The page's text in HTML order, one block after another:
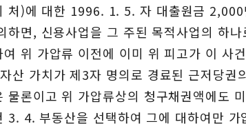
처)에 대한 1996. 1. 5. 자 대출원금
하면, 신용사업을 그 주된 목적사업의 하
여 위 가압류 이전에 이미 위 피고가 이 사
산 가치가 제3자 명의로 경료된 근저당
물론이고 위 가압류상의 청구채권액에도
3. 4. 부동산을 선택하여 그에 대하여만